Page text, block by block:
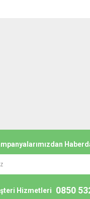
Hizmetleri 0850